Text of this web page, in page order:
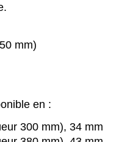
mm)
en :
300 mm), 34 mm